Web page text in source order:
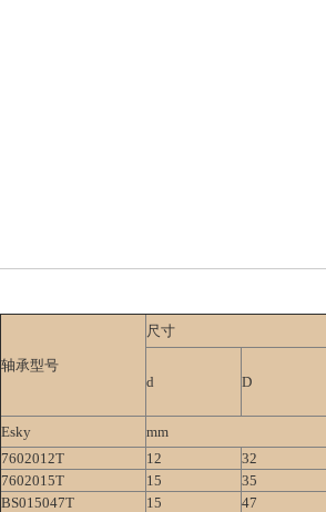
轴承型号
尺寸
d D
Esky
mm
7602012T
12 32
7602015T
15 35
BS015047T
15 47